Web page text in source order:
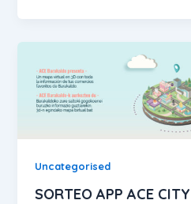
Uncategorised
SORTEO APP ACE CITY